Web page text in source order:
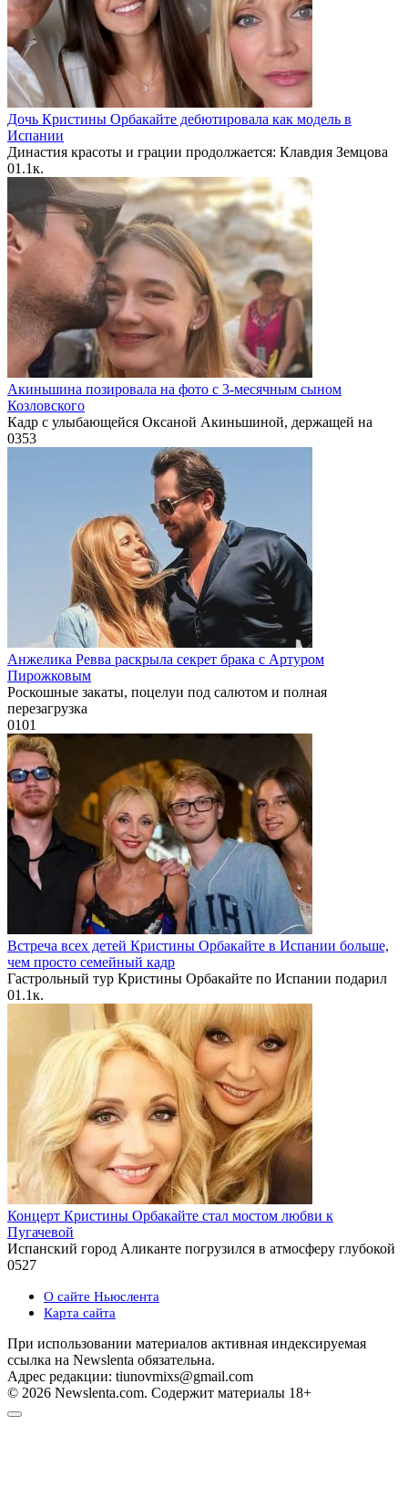
Дочь Кристины Орбакайте дебютировала как модель в
Испании
Династия красоты и грации продолжается: Клавдия Земцова
01.1к.
Акиньшина позировала на фото с 3-месячным сыном
Козловского
Кадр с улыбающейся Оксаной Акиньшиной, держащей на
0353
Анжелика Ревва раскрыла секрет брака с Артуром
Пирожковым
Роскошные закаты, поцелуи под салютом и полная
перезагрузка
0101
Встреча всех детей Кристины Орбакайте в Испании больше,
чем просто семейный кадр
Гастрольный тур Кристины Орбакайте по Испании подарил
01.1к.
Концерт Кристины Орбакайте стал мостом любви к
Пугачевой
Испанский город Аликанте погрузился в атмосферу глубокой
0527
О сайте Ньюслента
Карта сайта
При использовании материалов активная индексируемая
ссылка на Newslenta обязательна.
Адрес редакции: tiunovmixs@gmail.com
© 2026 Newslenta.com. Содержит материалы 18+